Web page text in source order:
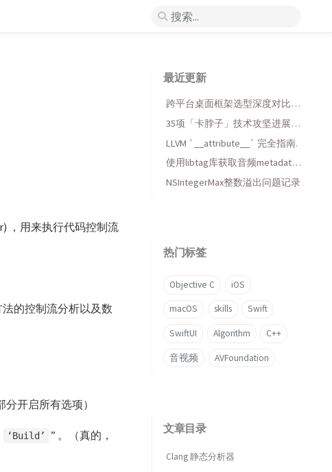
，用来执行代码控制流
的控制流分析以及数
分开启所有选项）
‘Build’
” 。（真的，
最近更新
跨平台桌面框架选型深度对比：
一个 iOS 开发者的 Qt6 之旅
35项「卡脖子」技术攻坚进展梳
理
LLVM `__attribute__` 完全指南.
使用libtag库获取音频metadata
元数据
NSIntegerMax整数溢出问题记录
热门标签
Objective C iOS
macOS skills Swift
SwiftUI Algorithm C++
音视频 AVFoundation
文章目录
Clang 静态分析器